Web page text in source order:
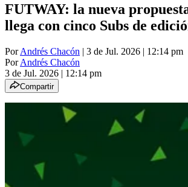
FUTWAY: la nueva
llega con cinco Subs de
PorAndrés Chacón | 3 de Jul. 2026 | 12:14 pm
PorAndrés Chacón
3 de Jul. 2026 | 12:14 pm
Compartir